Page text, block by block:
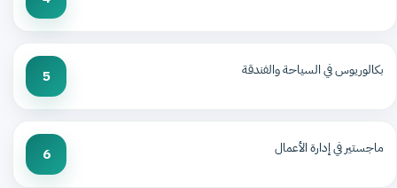
بكالوريوس في السياحة والفندقة 5
ماجستير في إدارة الأعمال 6